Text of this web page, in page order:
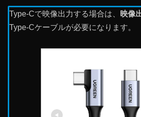
Type-Cで映像出力する場合は、 映像
Type-Cケーブルが必要になります。